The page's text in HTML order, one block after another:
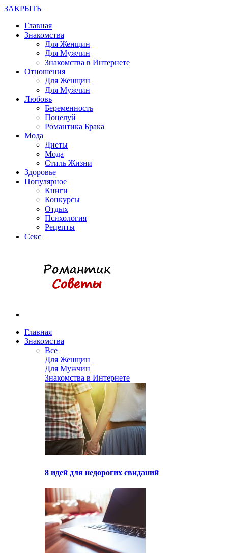
ЗАКРЫТЬ
Главная
Знакомства
Для Женщин
Для Мужчин
Знакомства в Интернете
Отношения
Для Женщин
Для Мужчин
Любовь
Беременность
Поцелуй
Романтика Брака
Мода
Диеты
Мода
Стиль Жизни
Здоровье
Популярное
Книги
Конкурсы
Отдых
Психология
Рецепты
Секс
Главная
Знакомства
Все
Для Женщин
Для Мужчин
Знакомства в Интернете
8 идей для недорогих свиданий